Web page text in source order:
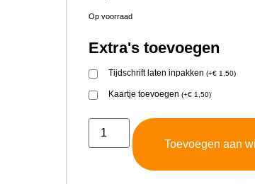
Op voorraad
Extra's toevoegen
Tijdschrift laten inpakken (+€1,50)
Kaartje toevoegen (+€1,50)
Toevoegen aan